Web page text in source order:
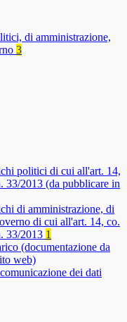
di amministrazione,
3
politici di cui all'art. 14,
33/2013 (da pubblicare in
di amministrazione, di
di cui all'art. 14, co.
33/2013 1
(documentazione da
web)
dei dati